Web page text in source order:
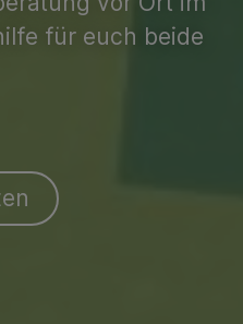
für euch beide